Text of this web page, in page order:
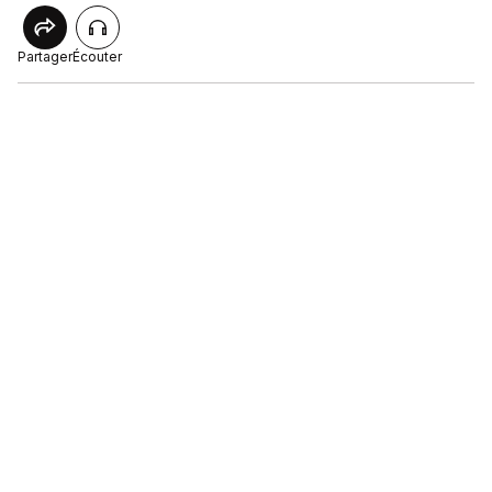
PartagerÉcouter